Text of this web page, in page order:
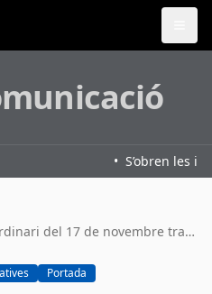
S’obren les
El Ple extraordinari del 17 de novembre tractarà la modificació de crèdit, l’Ordenança d’animals i diverses bases d’habitatge
Portada